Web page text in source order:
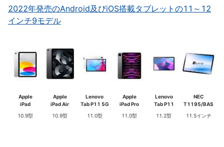
2022年発売のAndroid及びiOS搭載タブレットの11～12
インチ9モデル
Apple
iPad
10.9型
Apple
iPad Air
10.9型
Lenovo
Tab P11 5G
11.0型
Apple
iPad Pro
11.0型
Lenovo
Tab P11
11.2型
NEC
T1195/BAS
11.5インチ